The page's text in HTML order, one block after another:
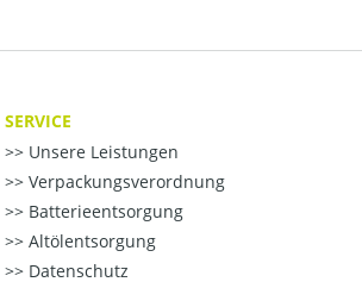
SERVICE
Unsere Leistungen
Verpackungsverordnung
Batterieentsorgung
Altölentsorgung
Datenschutz